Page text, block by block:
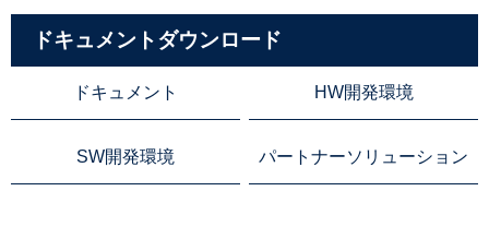
ドキュメントダウンロード
ドキュメント HW開発環境
SW開発環境 パートナーソリューション